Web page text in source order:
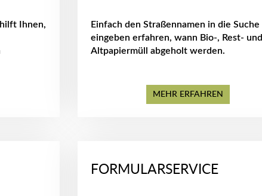
Ihnen,
Einfach den Straßennamen in die Suche
eingeben erfahren, wann Bio-, Rest- und
Altpapiermüll abgeholt werden.
MEHR ERFAHREN
FORMULARSERVICE